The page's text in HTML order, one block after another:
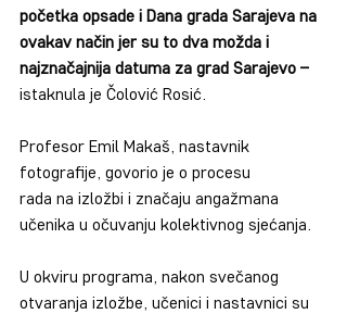
početka opsade i Dana grada Sarajeva na
ovakav način jer su to dva možda i
najznačajnija datuma za grad Sarajevo –
istaknula je Čolović Rosić.
Profesor Emil Makaš, nastavnik
fotografije, govorio je o procesu
rada na izložbi i značaju angažmana
učenika u očuvanju kolektivnog sjećanja.
U okviru programa, nakon svečanog
otvaranja izložbe, učenici i nastavnici su